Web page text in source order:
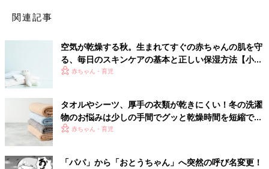
関連記事
空気が乾燥する秋。生まれてすぐの赤ちゃんの肌を守
る、毎日のスキンケアの基本と正しい保湿方法【小児
皮膚科医監修】
赤ちゃん・育児
タオルやシーツ、厚手の衣類が乾きにくい！冬の洗濯
物のお悩みは少しの手間でグッと乾燥時間を短縮でき
る！赤ちゃん・育児
「パパ」から「おとうちゃん」へ突然の呼び名変更！